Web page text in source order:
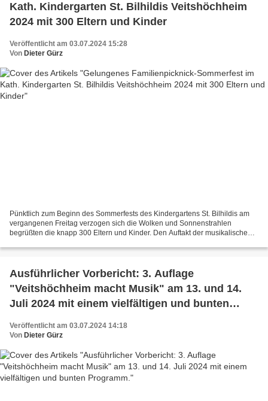
Kath. Kindergarten St. Bilhildis Veitshöchheim
2024 mit 300 Eltern und Kinder
Veröffentlicht am 03.07.2024 15:28
Von Dieter Gürz
Pünktlich zum Beginn des Sommerfests des Kindergartens St. Bilhildis am
vergangenen Freitag verzogen sich die Wolken und Sonnenstrahlen
begrüßten die knapp 300 Eltern und Kinder. Den Auftakt der musikalischen
Ausführlicher Vorbericht: 3. Auflage
"Veitshöchheim macht Musik" am 13. und 14.
Juli 2024 mit einem vielfältigen und bunten
Veröffentlicht am 03.07.2024 14:18
Von Dieter Gürz